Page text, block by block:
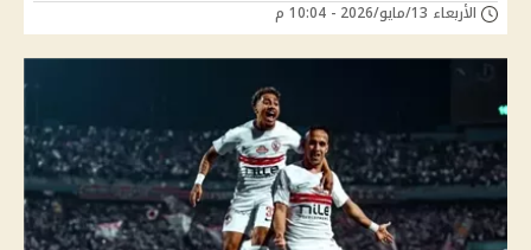
الأربعاء 13/مايو/2026 - 10:04 م